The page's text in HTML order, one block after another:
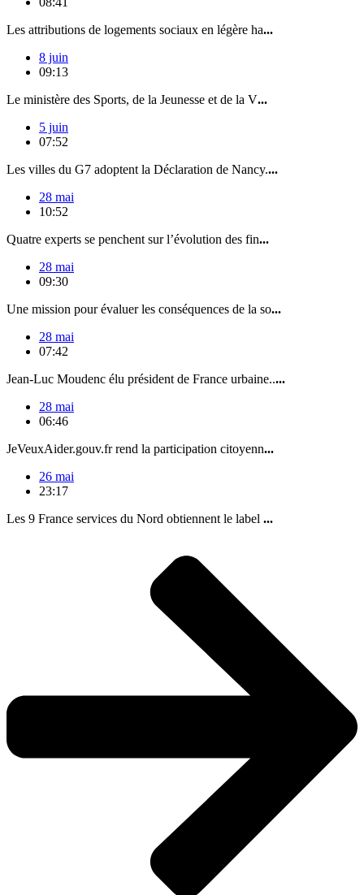
Les attributions de logements sociaux en légère ha...
8 juin
09:13
Le ministère des Sports, de la Jeunesse et de la V...
5 juin
07:52
Les villes du G7 adoptent la Déclaration de Nancy....
28 mai
10:52
Quatre experts se penchent sur l’évolution des fin...
28 mai
09:30
Une mission pour évaluer les conséquences de la so...
28 mai
07:42
Jean-Luc Moudenc élu président de France urbaine.....
28 mai
06:46
JeVeuxAider.gouv.fr rend la participation citoyenn...
26 mai
23:17
Les 9 France services du Nord obtiennent le label ...